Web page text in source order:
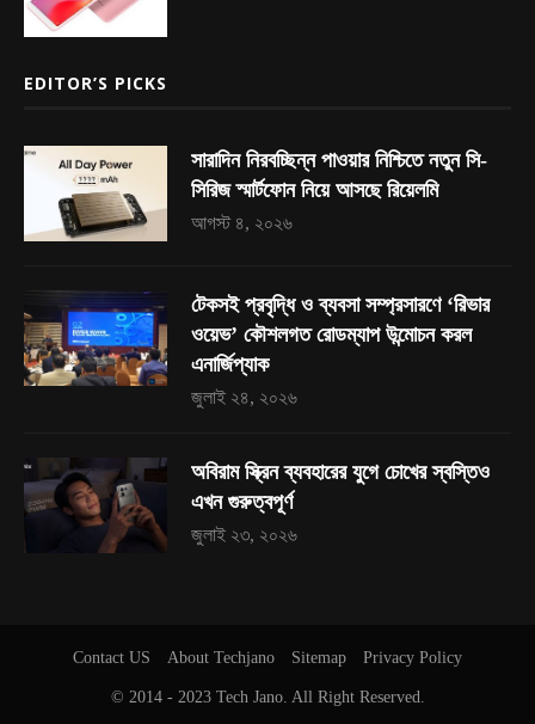
EDITOR’S PICKS
সারাদিন নিরবচ্ছিন্ন পাওয়ার নিশ্চিতে নতুন সি-
সিরিজ স্মার্টফোন নিয়ে আসছে রিয়েলমি
আগস্ট ৪, ২০২৬
টেকসই প্রবৃদ্ধি ও ব্যবসা সম্প্রসারণে ‘রিভার
ওয়েভ’ কৌশলগত রোডম্যাপ উন্মোচন করল
এনার্জিপ্যাক
জুলাই ২৪, ২০২৬
অবিরাম স্ক্রিন ব্যবহারের যুগে চোখের স্বস্তিও
এখন গুরুত্বপূর্ণ
জুলাই ২৩, ২০২৬
Contact US About Techjano Sitemap Privacy Policy
© 2014 - 2023 Tech Jano. All Right Reserved.